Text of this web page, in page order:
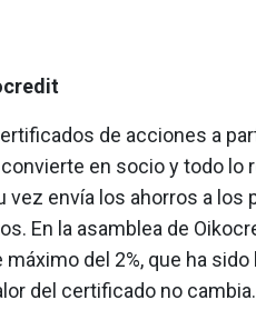
de acciones a
en socio y todo lo
vez envía los ahorros a los
En la asamblea de
del 2%, que ha
del certificado no cambia.